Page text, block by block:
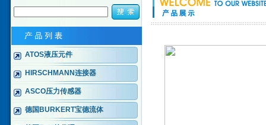
ATOS液压元件
HIRSCHMANN连接器
ASCO压力传感器
德国BURKERT宝德流体